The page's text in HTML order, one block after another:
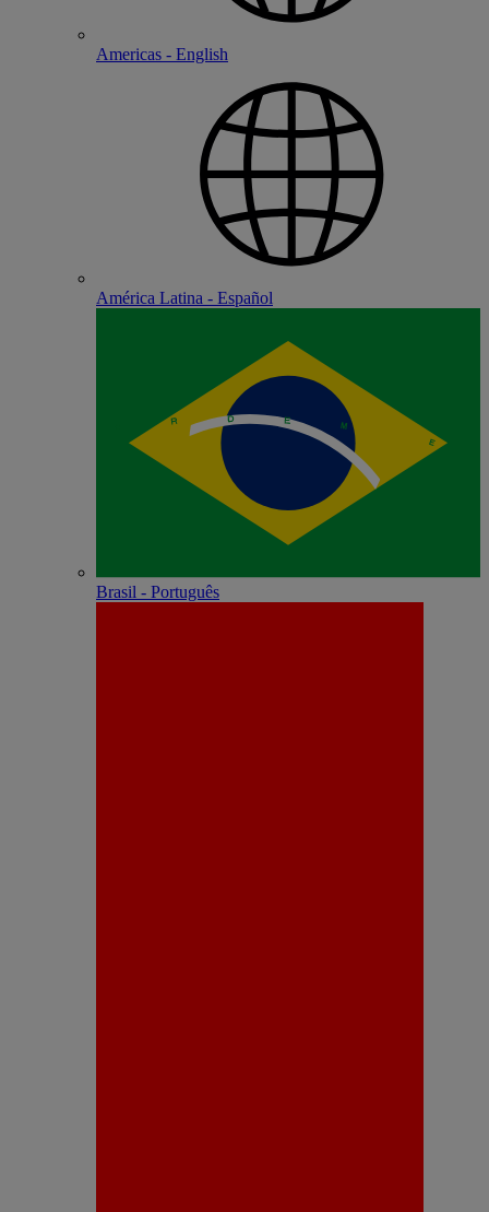
Americas - English
América Latina - Español
Brasil - Português